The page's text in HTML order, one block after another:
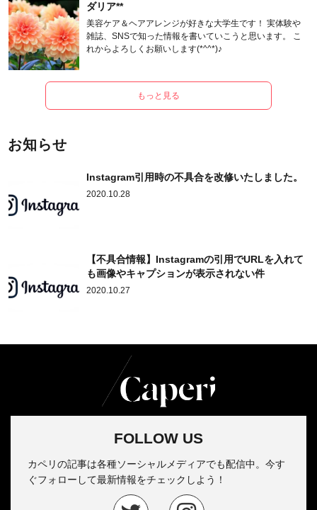
ダリア**
美容ケア＆ヘアアレンジが好きな大学生です！ 実体験や
雑誌、SNSで知った情報を書いていこうと思います。 こ
れからよろしくお願いします(*^^*)♪
もっと見る
お知らせ
Instagram引用時の不具合を改修いたしました。
2020.10.28
【不具合情報】Instagramの引用でURLを入れて
も画像やキャプションが表示されない件
2020.10.27
FOLLOW US
カペリの記事は各種ソーシャルメディアでも配信中。今す
ぐフォローして最新情報をチェックしよう！